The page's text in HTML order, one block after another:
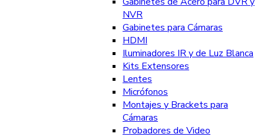
NVR
Gabinetes para Cámaras
HDMI
Iluminadores IR y de Luz Blanca
Kits Extensores
Lentes
Micrófonos
Montajes y Brackets para
Cámaras
Probadores de Video